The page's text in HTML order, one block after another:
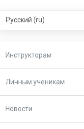
Select language
Инструкторам
Личным ученикам
Новости